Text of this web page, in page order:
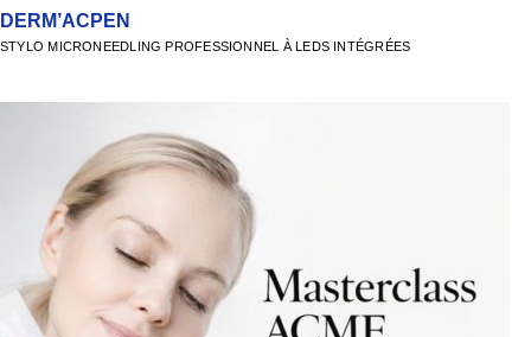
DERM’ACPEN
STYLO MICRONEEDLING PROFESSIONNEL À LEDS INTÉGRÉES